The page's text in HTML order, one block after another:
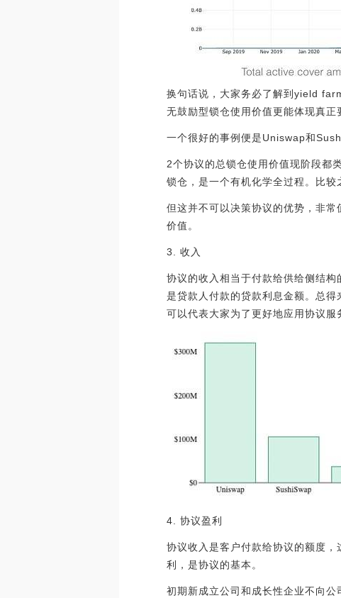
换句话说，大家务必了解到yield
无鼓励型锁仓使用价值更能体现真
一个很好的事例便是Uniswap和
2个协议的总锁仓使用价值现阶段都
锁仓，是一个有机化学全过程。比
但这并不可以决策协议的优势，非
价值。
3. 收入
协议的收入相当于付款给供给侧结
是贷款人付款的贷款利息金额。总
可以代表大家为了更好地应用协议
4. 协议盈利
协议收入是客户付款给协议的额度
利，是协议的基本。
初期新成立公司和成长性企业不向